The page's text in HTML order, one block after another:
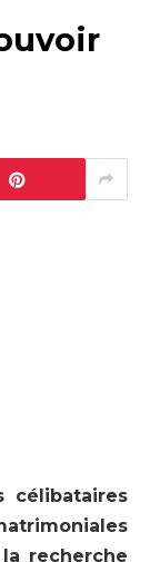
célibataires
recherche